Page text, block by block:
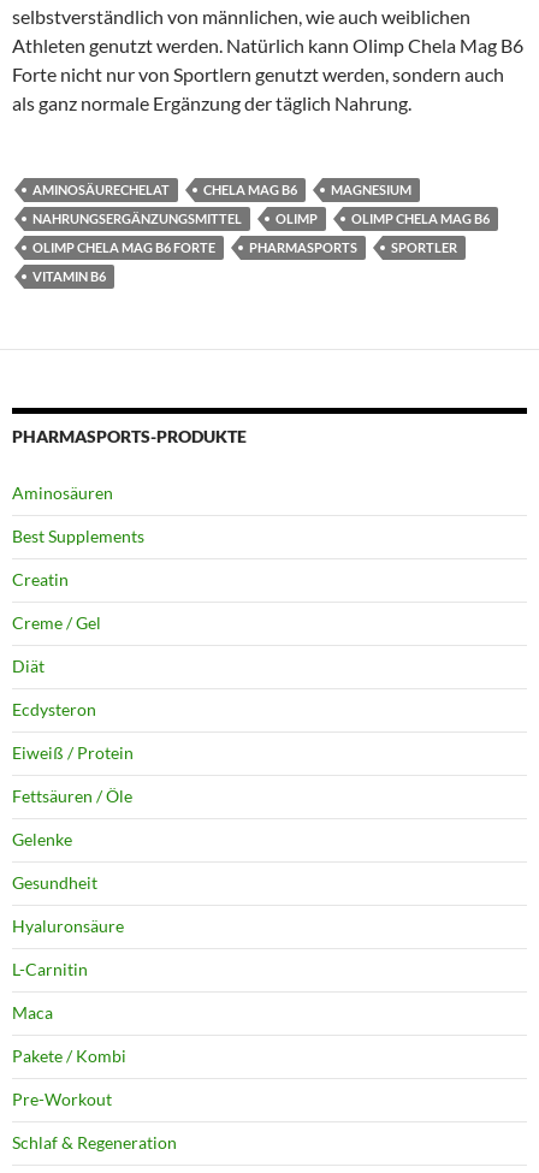
selbstverständlich von männlichen, wie auch weiblichen
Athleten genutzt werden. Natürlich kann Olimp Chela Mag B6
Forte nicht nur von Sportlern genutzt werden, sondern auch
als ganz normale Ergänzung der täglich Nahrung.
AMINOSÄURECHELAT CHELA MAG B6
MAGNESIUM
NAHRUNGSERGÄNZUNGSMITTEL
OLIMP
OLIMP CHELA MAG B6
OLIMP CHELA MAG B6 FORTE
PHARMASPORTS
SPORTLER
VITAMIN B6
PHARMASPORTS-PRODUKTE
Aminosäuren
Best Supplements
Creatin
Creme / Gel
Diät
Ecdysteron
Eiweiß / Protein
Fettsäuren / Öle
Gelenke
Gesundheit
Hyaluronsäure
L-Carnitin
Maca
Pakete / Kombi
Pre-Workout
Schlaf & Regeneration